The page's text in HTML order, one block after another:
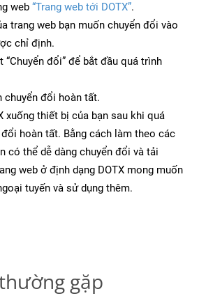
web “Trang web tới DOTX”.
trang web bạn muốn chuyển đổi vào
chỉ định.
“Chuyển đổi” để bắt đầu quá trình
chuyển đổi hoàn tất.
xuống thiết bị của bạn sau khi quá
hoàn tất. Bằng cách làm theo các
có thể dễ dàng chuyển đổi và tải
web ở định dạng DOTX mong muốn
tuyến và sử dụng thêm.
gặp